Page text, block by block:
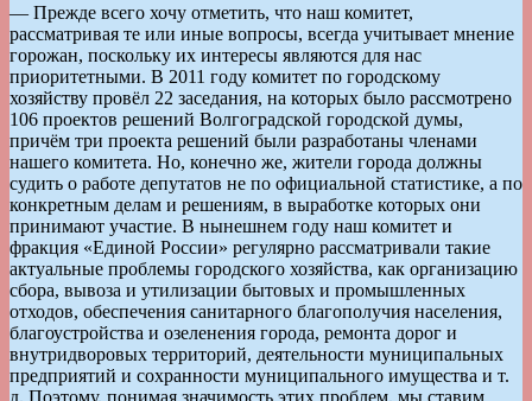
— Прежде всего хочу отметить, что наш комитет,
рассматривая те или иные вопросы, всегда учитывает мнение
горожан, поскольку их интересы являются для нас
приоритетными. В 2011 году комитет по городскому
хозяйству провёл 22 заседания, на которых было рассмотрено
106 проектов решений Волгоградской городской думы,
причём три проекта решений были разработаны членами
нашего комитета. Но, конечно же, жители города должны
судить о работе депутатов не по официальной статистике, а по
конкретным делам и решениям, в выработке которых они
принимают участие. В нынешнем году наш комитет и
фракция «Единой России» регулярно рассматривали такие
актуальные проблемы городского хозяйства, как организацию
сбора, вывоза и утилизации бытовых и промышленных
отходов, обеспечения санитарного благополучия населения,
благоустройства и озеленения города, ремонта дорог и
внутри­дворовых территорий, деятельности муниципальных
предприятий и сохранности муниципального имущества и т.
д. Поэтому, понимая значимость этих проблем, мы ставим